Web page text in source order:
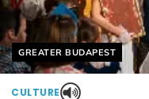
Helyszín címkék:
GREATER BUDAPEST
CULTURE